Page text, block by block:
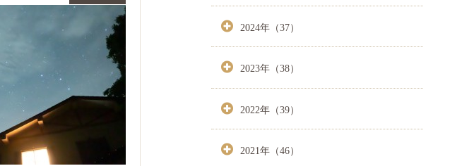
2024年（37）
2023年（38）
2022年（39）
2021年（46）